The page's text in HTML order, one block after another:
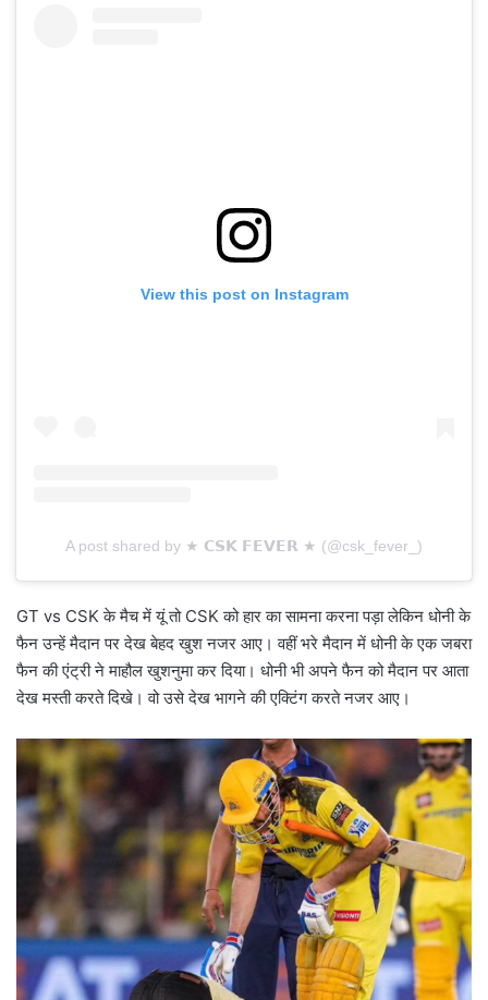
View this post on Instagram
A post shared by ★ 𝗖𝗦𝗞 𝗙𝗘𝗩𝗘𝗥 ★ (@csk_fever_)
GT vs CSK के मैच में यूं तो CSK को हार का सामना करना पड़ा लेकिन धोनी के
फैन उन्हें मैदान पर देख बेहद खुश नजर आए। वहीं भरे मैदान में धोनी के एक जबरा
फैन की एंट्री ने माहौल खुशनुमा कर दिया। धोनी भी अपने फैन को मैदान पर आता
देख मस्ती करते दिखे। वो उसे देख भागने की एक्टिंग करते नजर आए।